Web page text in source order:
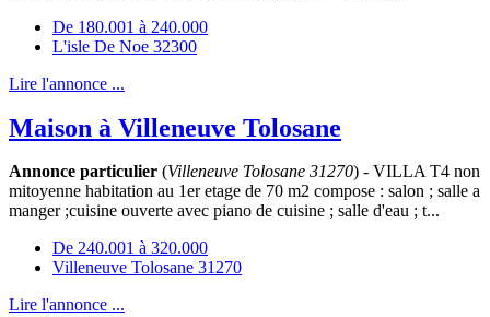
De 180.001 à 240.000
L'isle De Noe 32300
Lire l'annonce ...
Maison à Villeneuve Tolosane
Annonce particulier (Villeneuve Tolosane 31270) - VILLA T4 non
mitoyenne habitation au 1er etage de 70 m2 compose : salon ; salle a
manger ;cuisine ouverte avec piano de cuisine ; salle d'eau ; t...
De 240.001 à 320.000
Villeneuve Tolosane 31270
Lire l'annonce ...